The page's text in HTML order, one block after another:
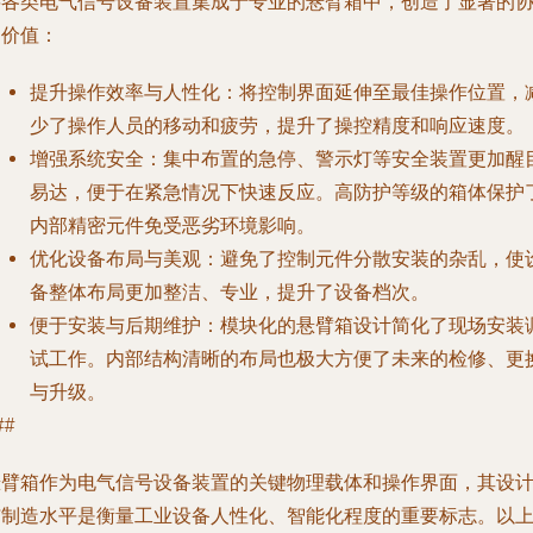
值：
提升操作效率与人性化 ：将控制界面延伸至最佳操作位置，
少了操作人员的移动和疲劳，提升了操控精度和响应速度。
增强系统安全 ：集中布置的急停、警示灯等安全装置更加醒
易达，便于在紧急情况下快速反应。高防护等级的箱体保护
内部精密元件免受恶劣环境影响。
优化设备布局与美观 ：避免了控制元件分散安装的杂乱，使
备整体布局更加整洁、专业，提升了设备档次。
便于安装与后期维护 ：模块化的悬臂箱设计简化了现场安装
试工作。内部结构清晰的布局也极大方便了未来的检修、更
与升级。
箱作为电气信号设备装置的关键物理载体和操作界面，其设计
造水平是衡量工业设备人性化、智能化程度的重要标志。以上